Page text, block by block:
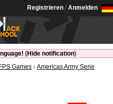
Registrieren / Anmelden
(Hide notification)
Games › Americas Army Serie